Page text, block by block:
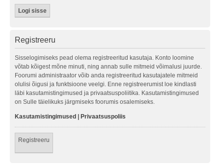
Registreeru
Sisselogimiseks pead olema registreeritud kasutaja. Konto loomine
võtab kõigest mõne minuti, ning annab sulle mitmeid võimalusi juurde.
Foorumi administraator võib anda registreeritud kasutajatele mitmeid
olulisi õigusi ja funktsioone veelgi. Enne registreerumist loe kindlasti
läbi kasutamistingimused ja privaatsuspoliitika. Kasutamistingimused
on Sulle täielikuks järgmiseks foorumis osalemiseks.
Kasutamistingimused Privaatsuspoliis
Registreeru